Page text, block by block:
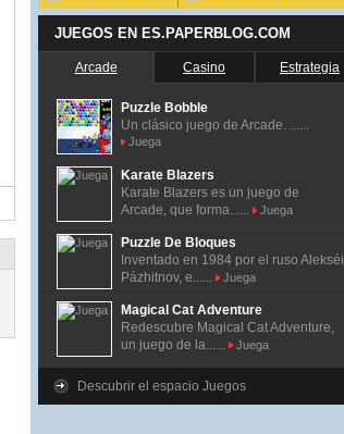
JUEGOS EN ES.PAPERBLOG.COM
Arcade Casino Estrategia
Puzzle Bobble
Un clásico juego de Arcade. ......
Juega
Karate Blazers
Karate Blazers es un juego de
Arcade, que forma......
Juega
Puzzle De Bloques
Inventado en 1984 por el ruso Alekséi
Pázhitnov, e......
Juega
Magical Cat Adventure
Redescubre Magical Cat Adventure,
un juego de la......
Juega
Descubrir el espacio Juegos